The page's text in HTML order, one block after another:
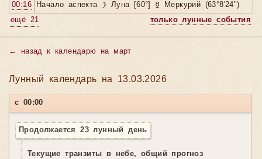
00:16 Начало аспекта ☽ Луна [60°] ☿ Меркурий (63°8'24")
ещё 21
только лунные события
← назад к календарю на март
Лунный календарь на 13.03.2026
с 00:00
Продолжается 23 лунный день
Текущие транзиты в небе, общий прогноз